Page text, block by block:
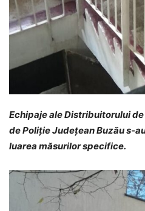
Echipaje ale Distribuitorului
de Poliție Județean Buzău s-
luarea măsurilor specifice.